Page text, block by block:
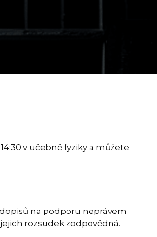
v učebně fyziky a můžete
na podporu neprávem
rozsudek zodpovědná.